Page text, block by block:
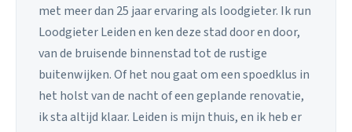
met meer dan 25 jaar ervaring als loodgieter. Ik run
Loodgieter Leiden en ken deze stad door en door,
van de bruisende binnenstad tot de rustige
buitenwijken. Of het nou gaat om een spoedklus in
het holst van de nacht of een geplande renovatie,
ik sta altijd klaar. Leiden is mijn thuis, en ik heb er